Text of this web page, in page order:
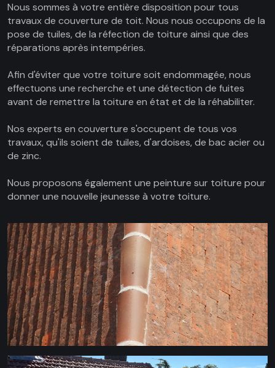
Nous sommes à votre entière disposition pour tous
travaux de couverture de toit. Nous nous occupons de la
pose de tuiles, de la réfection de toiture ainsi que des
réparations après intempéries.
Afin d'éviter que votre toiture soit endommagée, nous
effectuons une recherche et une détection de fuites
avant de remettre la toiture en état et de la réhabiliter.
Nos experts en couverture s'occupent de tous vos
travaux, qu'ils soient de tuiles, d'ardoises, de bac acier ou
de zinc.
Nous proposons également une peinture sur toiture pour
donner une nouvelle jeunesse à votre toiture.